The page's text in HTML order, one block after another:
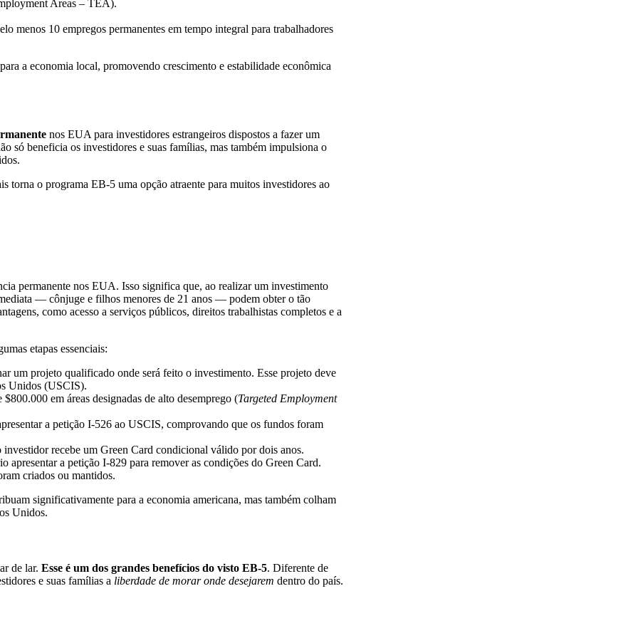
Areas – TEA).
menos 10 empregos permanentes em tempo integral para trabalhadores
a economia local, promovendo crescimento e estabilidade econômica
nos EUA para investidores estrangeiros dispostos a fazer um
só beneficia os investidores e suas famílias, mas também impulsiona o
torna o programa EB-5 uma opção atraente para muitos investidores ao
permanente nos EUA. Isso significa que, ao realizar um investimento
— cônjuge e filhos menores de 21 anos — podem obter o tão
como acesso a serviços públicos, direitos trabalhistas completos e a
etapas essenciais:
um projeto qualificado onde será feito o investimento. Esse projeto deve
Unidos (USCIS).
em áreas designadas de alto desemprego (Targeted Employment
a petição I-526 ao USCIS, comprovando que os fundos foram
recebe um Green Card condicional válido por dois anos.
apresentar a petição I-829 para remover as condições do Green Card.
criados ou mantidos.
significativamente para a economia americana, mas também colham
Unidos.
de lar. Esse é um dos grandes benefícios do visto EB-5. Diferente de
e suas famílias a liberdade de morar onde desejarem dentro do país.